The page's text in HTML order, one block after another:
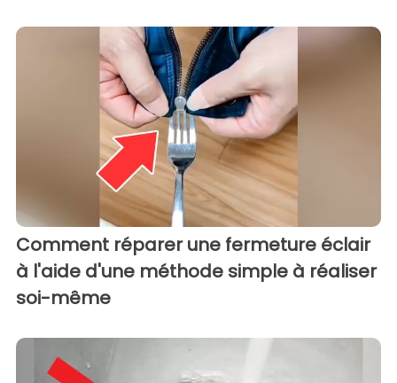
Comment réparer une fermeture éclair
à l'aide d'une méthode simple à réaliser
soi-même